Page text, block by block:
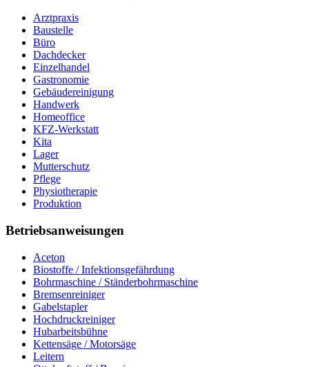
Arztpraxis
Baustelle
Büro
Dachdecker
Einzelhandel
Gastronomie
Gebäudereinigung
Handwerk
Homeoffice
KFZ-Werkstatt
Kita
Lager
Mutterschutz
Pflege
Physiotherapie
Produktion
Betriebsanweisungen
Aceton
Biostoffe / Infektionsgefährdung
Bohrmaschine / Ständerbohrmaschine
Bremsenreiniger
Gabelstapler
Hochdruckreiniger
Hubarbeitsbühne
Kettensäge / Motorsäge
Leitern